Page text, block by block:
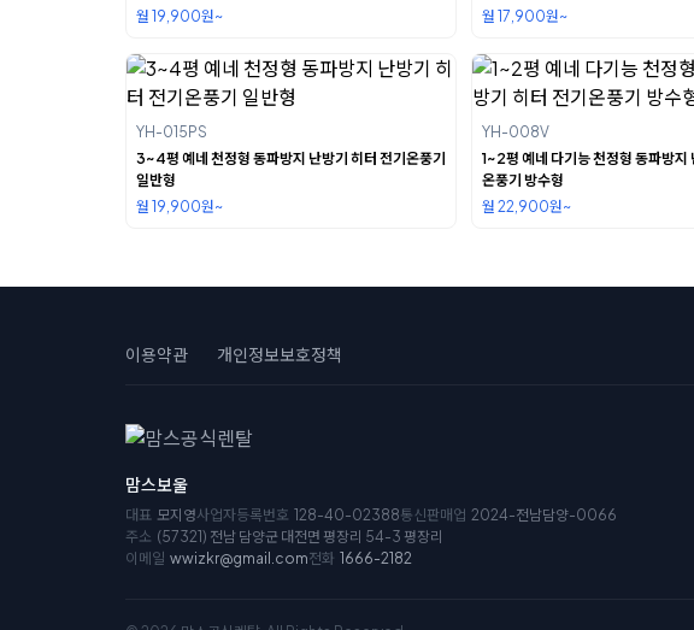
월 19,900원~
월 17,900원~
YH-015PS
3~4평 예네 천정형 동파방지 난방기 히터 전기온풍기
일반형
월 19,900원~
YH-008V
1~2평 예네 다기능 천정형 동파방지
온풍기 방수형
월 22,900원~
이용약관 개인정보보호정책
맘스보울
대표 모지영사업자등록번호 128-40-02388통신판매업 2024-전남담양-0066
주소 (57321) 전남 담양군 대전면 평장리 54-3 평장리
이메일 wwizkr@gmail.com전화 1666-2182